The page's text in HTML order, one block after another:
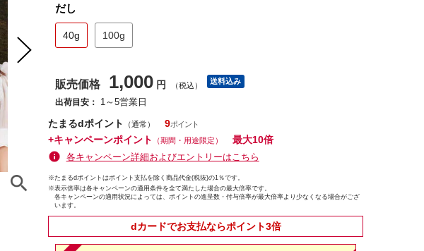
だし
40g 100g
販売価格 1,000 円 （税込） 送料込み
出荷目安： 1～5営業日
たまるdポイント （通常）
9
+キャンペーンポイント
（期間・用途限定） 最大10倍
各キャンペーン詳細およびエントリーはこちら
※たまるdポイントはポイント支払を除く商品代金(税抜)の1％です。
※表示倍率は各キャンペーンの適用条件を全て満たした場合の最大倍率です。
各キャンペーンの適用状況によっては、ポイントの進呈数・付与倍率が最大倍率より少なくなる場合がござ
います。
dカードでお支払ならポイント3倍